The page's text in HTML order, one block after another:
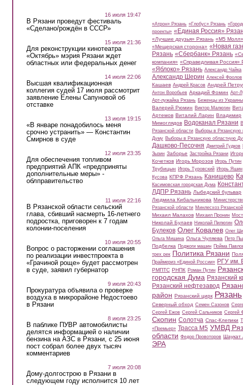
16 июля 19:47
В Рязани проведут фестиваль
«Сделано/рождён в СССР»
15 июля 21:36
Для реконструкции кинотеатра
«Октябрь» мэрия Рязани ждет
областных или федеральных денег
14 июля 22:06
Высшая квалификационная
коллегия судей 17 июля рассмотрит
заявление Елены Сапуновой об
отставке
13 июля 19:15
«В январе понадобилось меня
срочно устранить» — Константин
Смирнов в суде
12 июля 23:35
Для обеспечения топливом
предприятий АПК «предприняты
дополнительные меры» -
облправительство
11 июля 22:16
В Рязанской области сельский
глава, сбивший насмерть 16-летнего
подростка, приговорен к 7 годам
колонии-поселения
10 июля 20:55
Вопрос о расторжении соглашения
по реализации инвестпроекта в
«Грачиной роще» будет рассмотрен
в суде, заявил губернатор
9 июля 20:43
Прокуратура объявила о проверке
воздуха в микрорайоне Недостоево
в Рязани
8 июля 23:25
В паблике ПУВР автомобилисты
делятся информацией о наличии
бензина на АЗС в Рязани, с 25 июня
пост собрал более двух тысяч
комментариев
7 июля 20:08
Дому-долгострою в Рязани в
следующем году исполнится 10 лет
«Атрон» Рязань «Глобус» Рязань
проекты» «Единая Россия»
«Лучшие друзья» Рязань «М5
«Мещерская сторона» «Новая
Рязань «Сбербанк» Рязань
компания» «Справедливая Россия»
«Яблоко» Рязань Александр Чайка
Александр Шерин Алексей Фролов
Кашаев Андрей Красов Андрей
Антон Воробьев Аркадий Фомин Арт-
Арт-лужайка Рязань Беженцы из Украины
Валерий Рюмин Виктор Малюгин
Артемов Виталий Ларин Владимир
Мимоглядов Водоканал Рязани
Рязанской области Выборы в Рязанскую
Думу Выборы в Рязанскую областную
Дашково-Песочня Дмитрий Гудков
Зызин Заборье Застройка Рязани
Кочетков Игорь Морозов Игорь Путин
Трубицын Игорь Туровский Игорь Яшин
Кусова КПРФ Рязань Канищево
Касимовская городская Дума
ЛДПР Рязань Лыбедский бульвар
Людмила Кибальникова
Рязанской области Минлесхоз
Михаил Малахов Михаил Пронин
Николай Булаев Николай Пилюгин
Булеков Олег Ковалев Олег
Ольга Мишина Ольга Чуляева Петр
Подбелка Поджоги машин Пойма
трех рек Политика Рязани
Праймериз «Единой России» РГУ им.
РМПТС РНПК Роман Путин
городская Дума Рязанский
Рязанский нефтезавод
район Рязанский цирк Рязань
Северный обход Семен Сазонов
Сергей Ежов Сергей Сальников Сергей
Скопин Солотча Спас-Клепики
«Премьер» Трасса М5 УМВД
области Федор Провоторов Шаукат
ЭРА